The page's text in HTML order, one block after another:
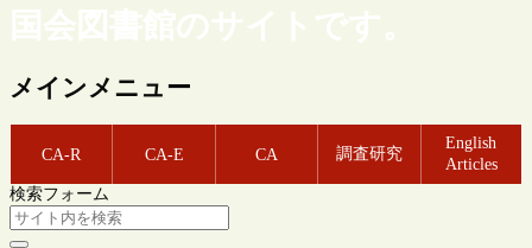
国会図書館のサイトです。
メインメニュー
CA-R CA-E CA 調査研究
English
Articles
検索フォーム